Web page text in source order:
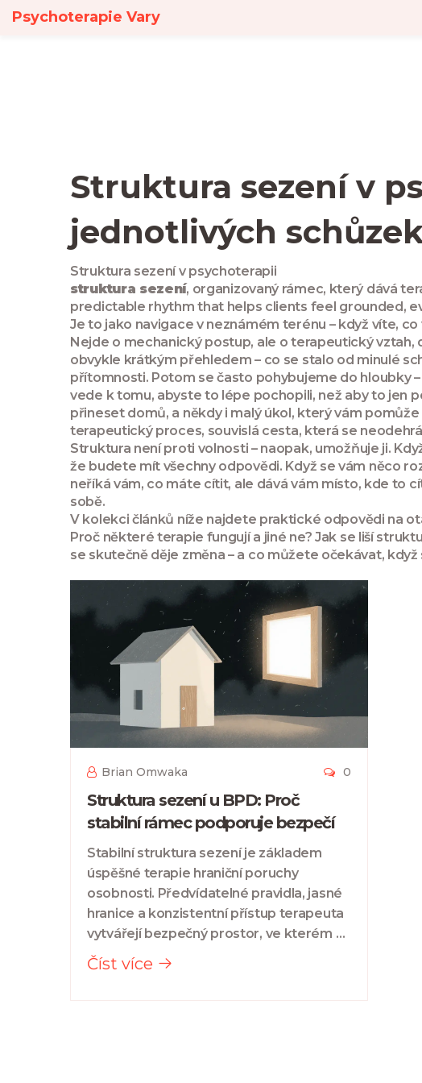
Psychoterapie Vary
Struktura sezení v
jednotlivých
Struktura sezení v psychoterapii
struktura sezení, organizovaný rámec, který dává
predictable rhythm that helps clients feel grounded,
Je to jako navigace v neznámém terénu – když víte,
Nejde o mechanický postup, ale oterapeutický vztah,
obvykle krátkým přehledem – co se stalo od minulé
přítomnosti. Potom se často pohybujeme do hloubky
vede k tomu, abyste to lépe pochopili, než aby to jen
přineset domů, a někdy i malý úkol, který vám
terapeutický proces, souvislá cesta, která se
Struktura není proti volnosti – naopak, umožňuje ji.
že budete mít všechny odpovědi. Když se vám něco
neříká vám, co máte cítit, ale dává vám místo, kde to
sobě.
V kolekci článků níže najdete praktické odpovědi na
Proč některé terapie fungují a jiné ne? Jak se liší
se skutečně děje změna – a co můžete očekávat,
Brian Omwaka 0
Struktura sezení u BPD: Proč
stabilní rámec podporuje bezpečí
Stabilní struktura sezení je základem
úspěšné terapie hraniční poruchy
osobnosti. Předvídatelné pravidla, jasné
hranice a konzistentní přístup terapeuta
vytvářejí bezpečný prostor, ve kterém se
pacient může začít změnit.
Číst více